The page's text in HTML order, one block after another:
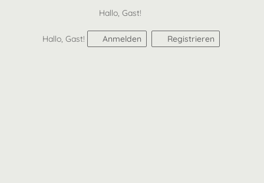
Hallo, Gast!
Hallo, Gast! Anmelden Registrieren